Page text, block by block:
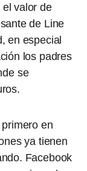
valor de
de Line
en especial
los padres
se
en
ya tienen
Facebook